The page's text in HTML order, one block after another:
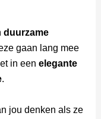
duurzame
gaan lang mee
in een elegante
.
jou denken als ze